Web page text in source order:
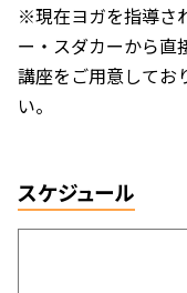
※現在ヨガを指導さ
ー・スダカーから直
講座をご用意してお
い。
スケジュール